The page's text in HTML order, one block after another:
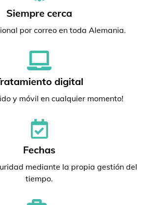
Siempre cerca
por correo en toda Alemania.
digital
y móvil en cualquier momento!
Fechas
mediante la propia gestión del
tiempo.